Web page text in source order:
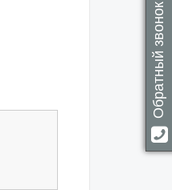
Обратный звонок